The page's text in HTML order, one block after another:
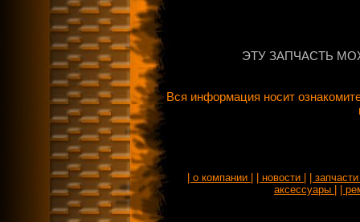
ЭТУ ЗАПЧАСТЬ
Вся информация носит
| о компании | | новости |
|
аксессуары |
|